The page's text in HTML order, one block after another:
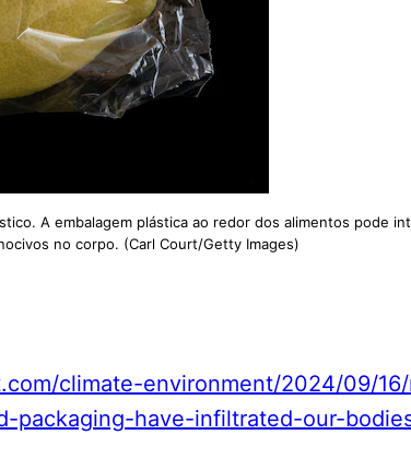
A embalagem plástica ao redor dos alimentos pode
no corpo. (Carl Court/Getty Images)
climate-environment/2024/09/
packaging-have-infiltrated-our-